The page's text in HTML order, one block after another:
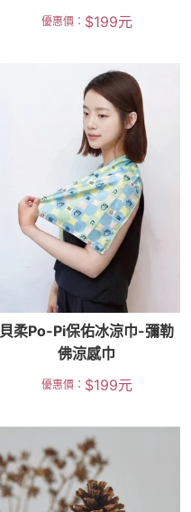
優惠價： $199元
貝柔Po-Pi保佑冰涼巾-彌勒
佛涼感巾
優惠價： $199元